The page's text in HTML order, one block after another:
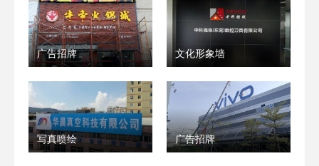
广告招牌 文化形象墙
写真喷绘 广告招牌